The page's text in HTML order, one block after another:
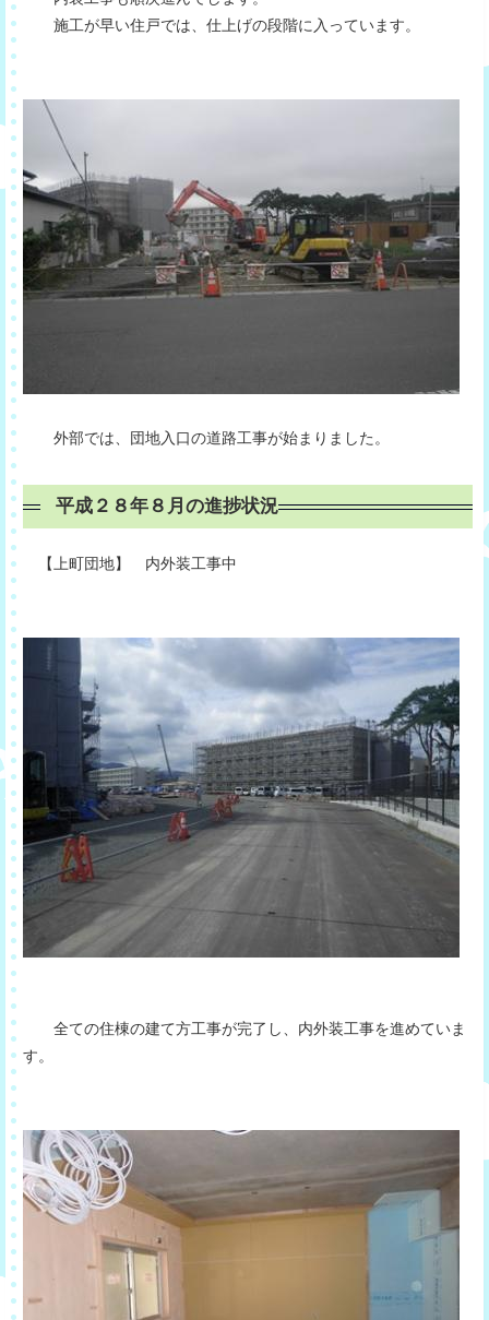
施工が早い住戸では、仕上げの段階に入っています。
外部では、団地入口の道路工事が始まりました。
平成２８年８月の進捗状況
【上町団地】 内外装工事中
全ての住棟の建て方工事が完了し、内外装工事を進めていま
す。